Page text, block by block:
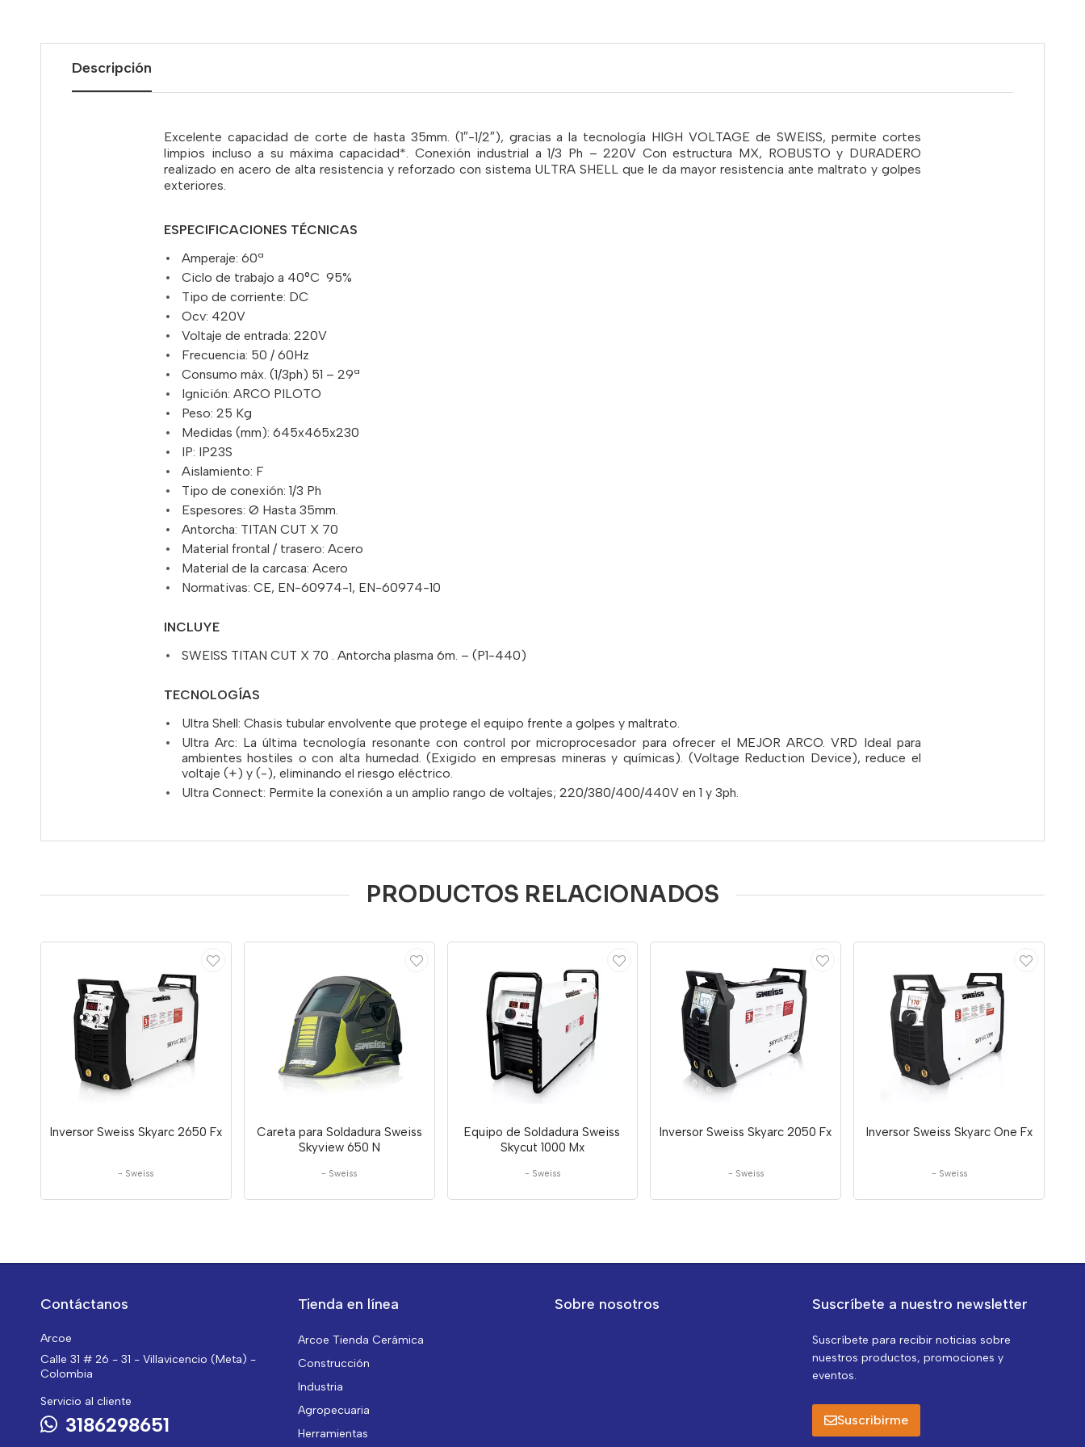
Descripción
Excelente capacidad de corte de hasta 35mm. (1″-1/2″), gracias a la tecnología HIGH VOLTAGE de SWEISS, permite cortes
limpios incluso a su máxima capacidad*. Conexión industrial a 1/3 Ph – 220V Con estructura MX, ROBUSTO y DURADERO
realizado en acero de alta resistencia y reforzado con sistema ULTRA SHELL que le da mayor resistencia ante maltrato y golpes
exteriores.
ESPECIFICACIONES TÉCNICAS
Amperaje: 60ª
Ciclo de trabajo a 40°C 95%
Tipo de corriente: DC
Ocv: 420V
Voltaje de entrada: 220V
Frecuencia: 50 / 60Hz
Consumo máx. (1/3ph) 51 – 29ª
Ignición: ARCO PILOTO
Peso: 25 Kg
Medidas (mm): 645x465x230
IP: IP23S
Aislamiento: F
Tipo de conexión: 1/3 Ph
Espesores: Ø Hasta 35mm.
Antorcha: TITAN CUT X 70
Material frontal / trasero: Acero
Material de la carcasa: Acero
Normativas: CE, EN-60974-1, EN-60974-10
INCLUYE
SWEISS TITAN CUT X 70 . Antorcha plasma 6m. – (P1-440)
TECNOLOGÍAS
Ultra Shell: Chasis tubular envolvente que protege el equipo frente a golpes y maltrato.
Ultra Arc: La última tecnología resonante con control por microprocesador para ofrecer el MEJOR ARCO. VRD Ideal para
ambientes hostiles o con alta humedad. (Exigido en empresas mineras y químicas). (Voltage Reduction Device), reduce el
voltaje (+) y (-), eliminando el riesgo eléctrico.
Ultra Connect: Permite la conexión a un amplio rango de voltajes; 220/380/400/440V en 1 y 3ph.
PRODUCTOS RELACIONADOS
Inversor Sweiss Skyarc 2650 Fx
- Sweiss
Careta para Soldadura Sweiss
Skyview 650 N
- Sweiss
Equipo de Soldadura Sweiss
Skycut 1000 Mx
- Sweiss
Inversor Sweiss Skyarc 2050 Fx
- Sweiss
Inversor Sweiss Skyarc One Fx
- Sweiss
Contáctanos
Arcoe
Calle 31 # 26 - 31 - Villavicencio (Meta) -
Colombia
Servicio al cliente
3186298651
Tienda en línea
Arcoe Tienda Cerámica
Construcción
Industria
Agropecuaria
Herramientas
Sobre nosotros Suscríbete a nuestro newsletter
Suscríbete para recibir noticias sobre
nuestros productos, promociones y
eventos.
Suscribirme